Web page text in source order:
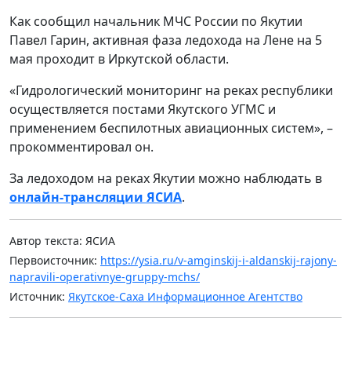
Как сообщил начальник МЧС России по Якутии
Павел Гарин, активная фаза ледохода на Лене на 5
мая проходит в Иркутской области.
«Гидрологический мониторинг на реках республики
осуществляется постами Якутского УГМС и
применением беспилотных авиационных систем», –
прокомментировал он.
За ледоходом на реках Якутии можно наблюдать в
онлайн-трансляции ЯСИА.
Автор текста: ЯСИА
Первоисточник: https://ysia.ru/v-amginskij-i-aldanskij-rajony-
napravili-operativnye-gruppy-mchs/
Источник: Якутское-Саха Информационное Агентство